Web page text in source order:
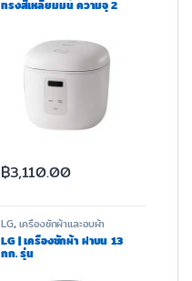
ทรงสี่เหลี่ยมมน ความจุ 2
฿3,110.00
LG,เครื่องซักผ้าและอบผ้า
LG | เครื่องซักผ้า ฝาบน 13
กก. รุ่น
T2313VS2B.ABMPETH